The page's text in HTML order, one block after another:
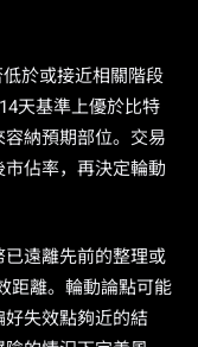
於或接近相關階段
天基準上優於比特
納預期部位。交易
佔率，再決定輪動
遠離先前的整理或
距離。輪動論點可能
失效點夠近的結